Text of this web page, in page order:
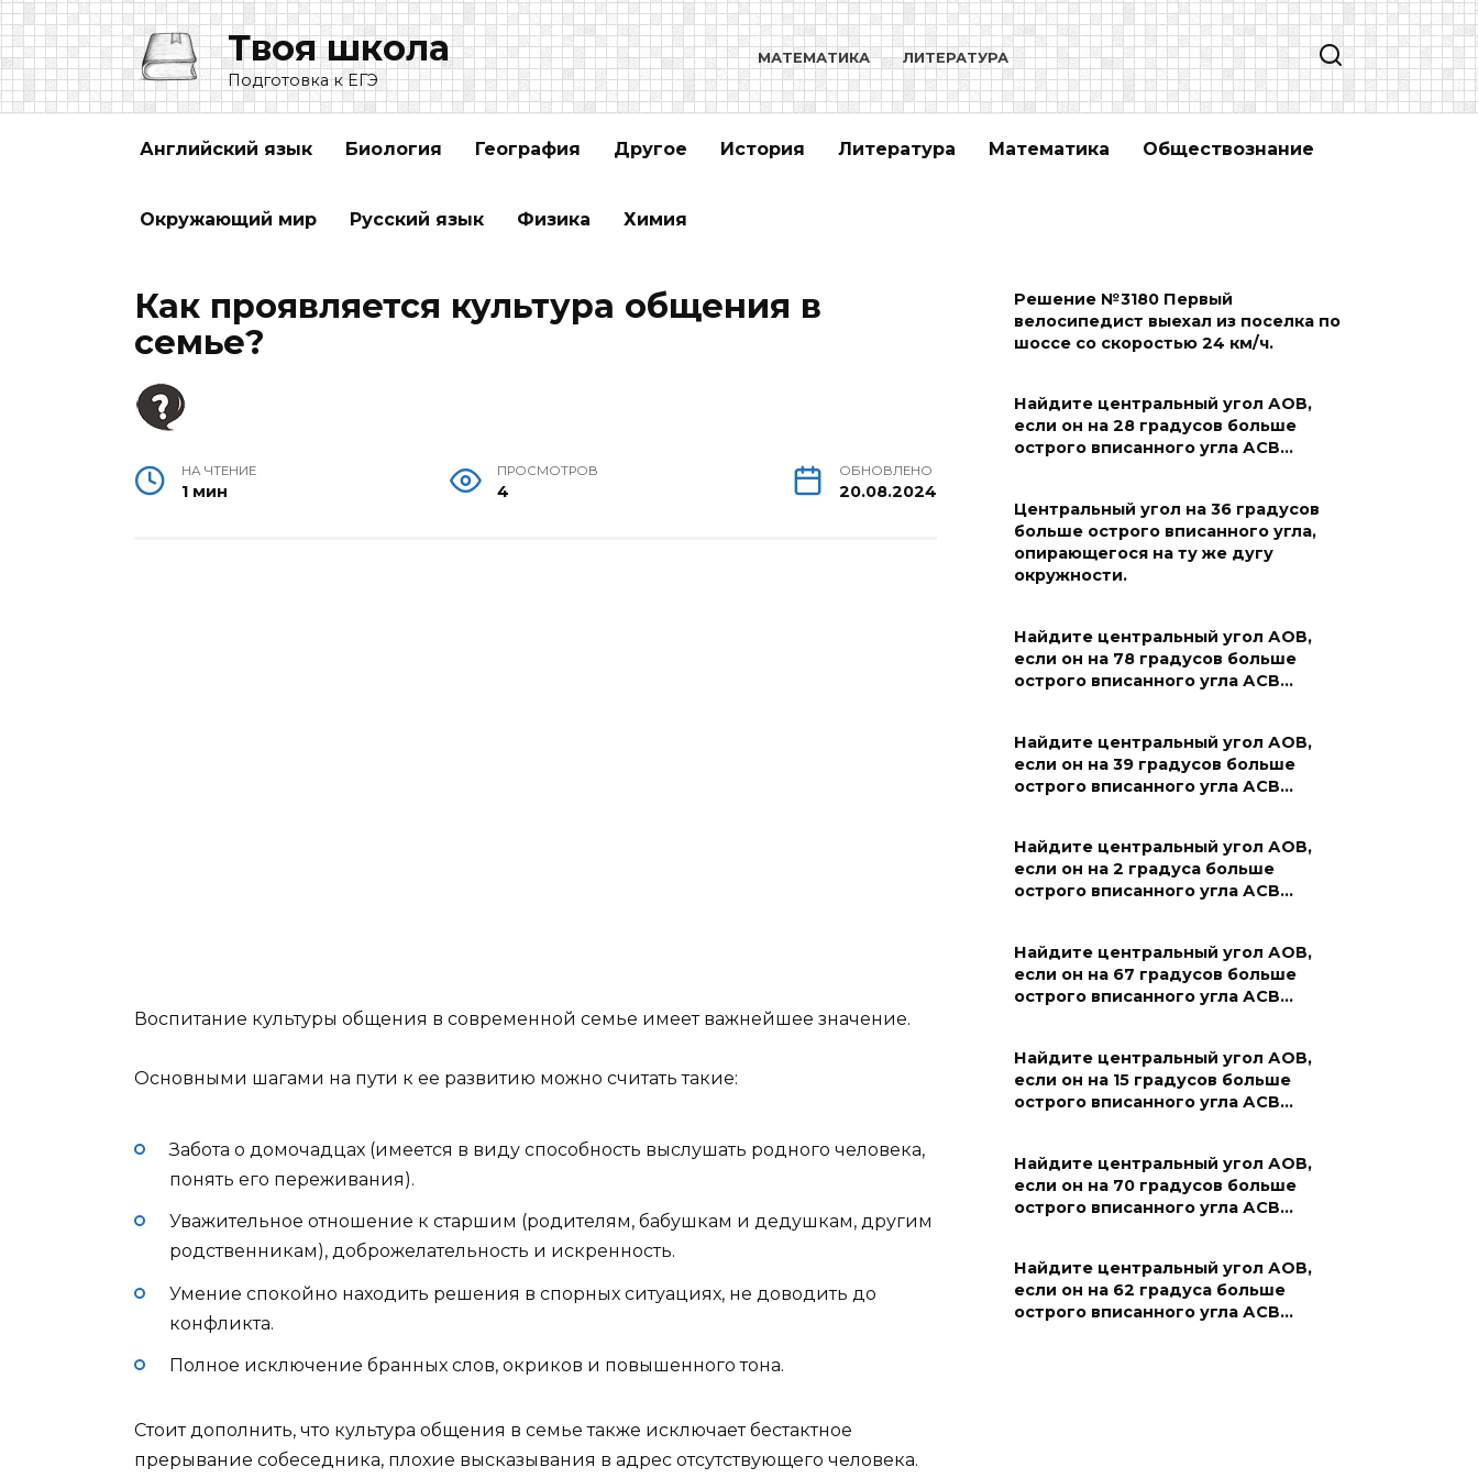
Перейти
к
содержанию
Твоя школа
Подготовка к ЕГЭ
МАТЕМАТИКА ЛИТЕРАТУРА
Английский язык Биология География Другое История Литература Математика Обществознание
Окружающий мир Русский язык Физика Химия
Как проявляется культура общения в
семье?
НА ЧТЕНИЕ
1 мин
ПРОСМОТРОВ
4
ОБНОВЛЕНО
20.08.2024
Воспитание культуры общения в современной семье имеет важнейшее значение.
Основными шагами на пути к ее развитию можно считать такие:
Забота о домочадцах (имеется в виду способность выслушать родного человека,
понять его переживания).
Уважительное отношение к старшим (родителям, бабушкам и дедушкам, другим
родственникам), доброжелательность и искренность.
Умение спокойно находить решения в спорных ситуациях, не доводить до
конфликта.
Полное исключение бранных слов, окриков и повышенного тона.
Стоит дополнить, что культура общения в семье также исключает бестактное
прерывание собеседника, плохие высказывания в адрес отсутствующего человека.
Решение №3180 Первый
велосипедист выехал из поселка по
шоссе со скоростью 24 км/ч.
Найдите центральный угол АОВ,
если он на 28 градусов больше
острого вписанного угла АСВ…
Центральный угол на 36 градусов
больше острого вписанного угла,
опирающегося на ту же дугу
окружности.
Найдите центральный угол АОВ,
если он на 78 градусов больше
острого вписанного угла АСВ…
Найдите центральный угол АОВ,
если он на 39 градусов больше
острого вписанного угла АСВ…
Найдите центральный угол АОВ,
если он на 2 градуса больше
острого вписанного угла АСВ…
Найдите центральный угол АОВ,
если он на 67 градусов больше
острого вписанного угла АСВ…
Найдите центральный угол АОВ,
если он на 15 градусов больше
острого вписанного угла АСВ…
Найдите центральный угол АОВ,
если он на 70 градусов больше
острого вписанного угла АСВ…
Найдите центральный угол АОВ,
если он на 62 градуса больше
острого вписанного угла АСВ…